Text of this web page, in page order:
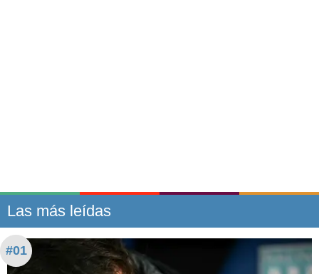
Las más leídas
#01